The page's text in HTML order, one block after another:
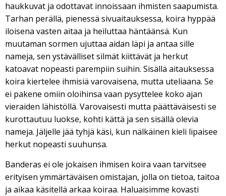
haukkuvat ja odottavat innoissaan ihmisten saapumista.
Tarhan perällä, pienessä sivuaitauksessa, koira hyppää
iloisena vasten aitaa ja heiluttaa häntäänsä. Kun
muutaman sormen ujuttaa aidan läpi ja antaa sille
nameja, sen ystävälliset silmät kiittävät ja herkut
katoavat nopeasti parempiin suihin. Sisällä aitauksessa
koira kiertelee ihmisiä varovaisena, mutta uteliaana. Se
ei pakene omiin oloihinsa vaan pysyttelee koko ajan
vieraiden lähistöllä. Varovaisesti mutta päättäväisesti se
kurottautuu luokse, kohti kättä ja sen sisällä olevia
nameja. Jäljelle jää tyhjä käsi, kun nälkäinen kieli lipaisee
herkut nopeasti suuhunsa.
Banderas ei ole jokaisen ihmisen koira vaan tarvitsee
erityisen ymmärtäväisen omistajan, jolla on tietoa, taitoa
ja aikaa käsitellä arkaa koiraa. Haluaisimme kovasti